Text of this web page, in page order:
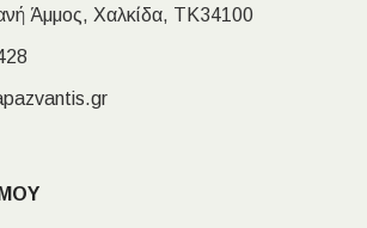
Άμμος, Χαλκίδα, ΤΚ34100